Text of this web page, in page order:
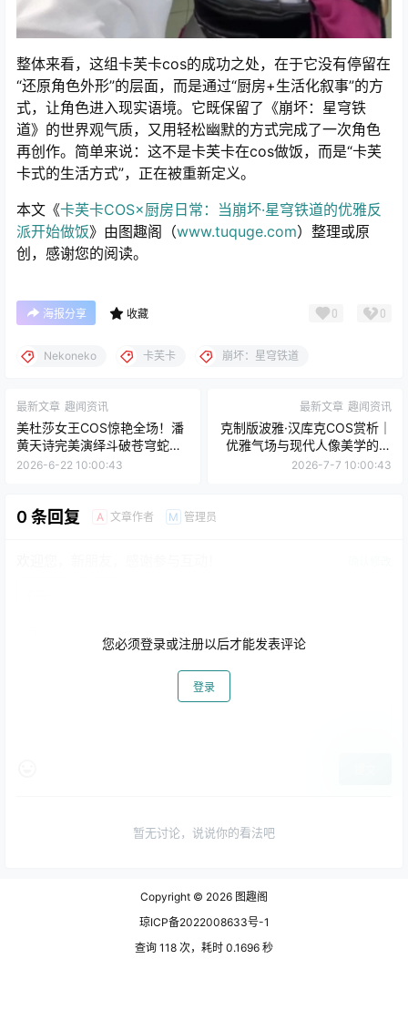
整体来看，这组卡芙卡cos的成功之处，在于它没有停留在
“还原角色外形”的层面，而是通过“厨房+生活化叙事”的方
式，让角色进入现实语境。它既保留了《崩坏：星穹铁
道》的世界观气质，又用轻松幽默的方式完成了一次角色
再创作。简单来说：这不是卡芙卡在cos做饭，而是“卡芙
卡式的生活方式”，正在被重新定义。
本文《卡芙卡COS×厨房日常：当崩坏·星穹铁道的优雅反
派开始做饭》由图趣阁（www.tuquge.com）整理或原
创，感谢您的阅读。
海报分享 收藏 0 0
Nekoneko 卡芙卡 崩坏：星穹铁道
最新文章 趣闻资讯
美杜莎女王COS惊艳全场！潘
黄天诗完美演绎斗破苍穹蛇族
女王
2026-6-22 10:00:43
最新文章 趣闻资讯
克制版波雅·汉库克COS赏析｜
优雅气场与现代人像美学的诠
释
2026-7-7 10:00:43
0 条回复 A 文章作者 M 管理员
您必须登录或注册以后才能发表评论
登录
暂无讨论，说说你的看法吧
Copyright © 2026 图趣阁
琼ICP备2022008633号-1
查询 118 次，耗时 0.1696 秒